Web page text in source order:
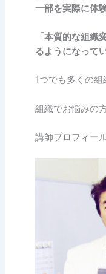
一部を実際に体
「本質的な組織
るようになって
1つでも多くの組
組織でお悩みの
講師プロフィー